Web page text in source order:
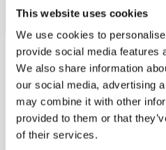
This website uses cookies
We use cookies to
provide social media features
We also share information
our social media, advertising
may combine it with other
provided to them or that
of their services.
Sensor-